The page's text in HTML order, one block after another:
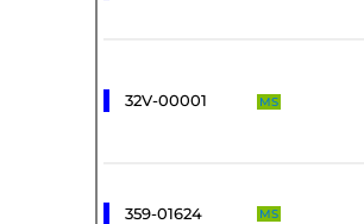
32V-00001 MS
359-01624 MS